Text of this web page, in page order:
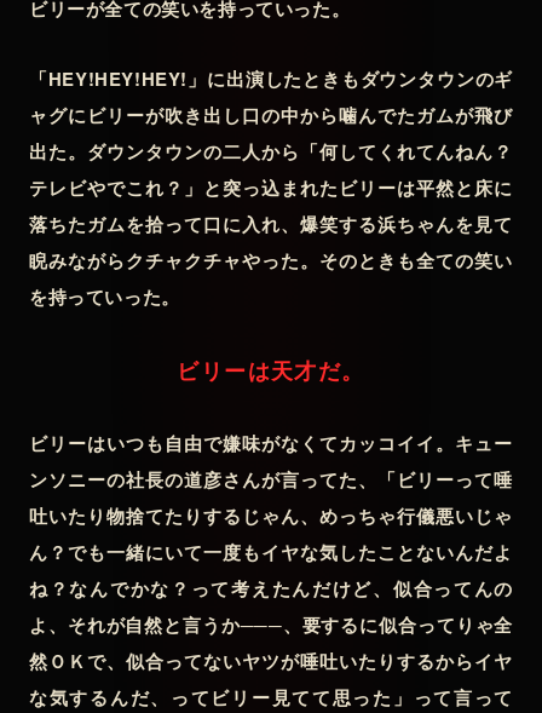
ビリーが全ての笑いを持っていった。
「HEY!HEY!HEY!」に出演したときもダウンタウンのギ
ャグにビリーが吹き出し口の中から噛んでたガムが飛び
出た。ダウンタウンの二人から「何してくれてんねん？
テレビやでこれ？」と突っ込まれたビリーは平然と床に
落ちたガムを拾って口に入れ、爆笑する浜ちゃんを見て
睨みながらクチャクチャやった。そのときも全ての笑い
を持っていった。
ビリーは天才だ。
ビリーはいつも自由で嫌味がなくてカッコイイ。キュー
ンソニーの社長の道彦さんが言ってた、「ビリーって唾
吐いたり物捨てたりするじゃん、めっちゃ行儀悪いじゃ
ん？でも一緒にいて一度もイヤな気したことないんだよ
ね？なんでかな？って考えたんだけど、似合ってんの
よ、それが自然と言うか───、要するに似合ってりゃ全
然ＯＫで、似合ってないヤツが唾吐いたりするからイヤ
な気するんだ、ってビリー見てて思った」って言って